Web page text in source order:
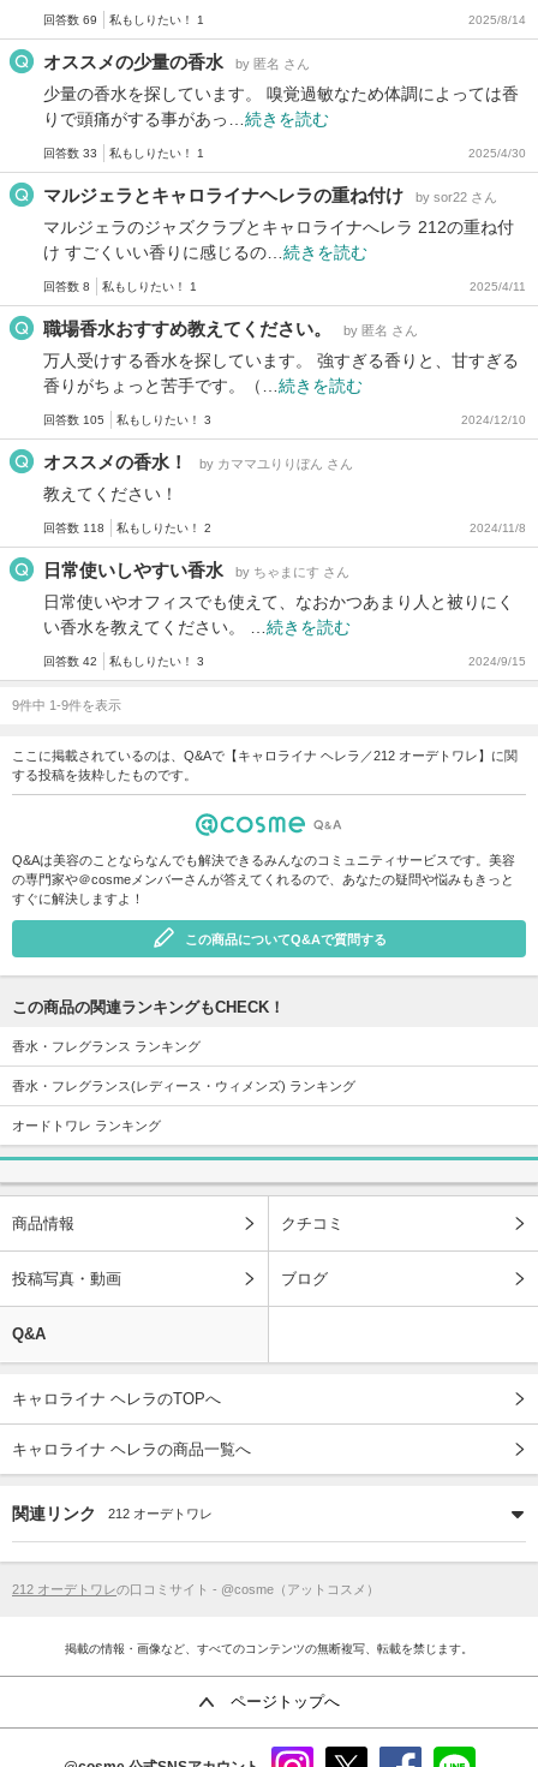
回答数 69 私もしりたい！ 1 2025/8/14
オススメの少量の香水 by 匿名 さん
少量の香水を探しています。 嗅覚過敏なため体調によっては香
りで頭痛がする事があっ… 続きを読む
回答数 33 私もしりたい！ 1 2025/4/30
マルジェラとキャロライナヘレラの重ね付け by sor22 さん
マルジェラのジャズクラブとキャロライナへレラ 212の重ね付
け すごくいい香りに感じるの… 続きを読む
回答数 8 私もしりたい！ 1 2025/4/11
職場香水おすすめ教えてください。 by 匿名 さん
万人受けする香水を探しています。 強すぎる香りと、甘すぎる
香りがちょっと苦手です。（… 続きを読む
回答数 105 私もしりたい！ 3 2024/12/10
オススメの香水！ by カママユりりぼん さん
教えてください！
回答数 118 私もしりたい！ 2 2024/11/8
日常使いしやすい香水 by ちゃまにす さん
日常使いやオフィスでも使えて、なおかつあまり人と被りにく
い香水を教えてください。 … 続きを読む
回答数 42 私もしりたい！ 3 2024/9/15
9件中 1-9件を表示
ここに掲載されているのは、Q&Aで【キャロライナ ヘレラ／212 オーデトワレ】に関
する投稿を抜粋したものです。
Q&Aは美容のことならなんでも解決できるみんなのコミュニティサービスです。美容
の専門家や＠cosmeメンバーさんが答えてくれるので、あなたの疑問や悩みもきっと
すぐに解決しますよ！
この商品についてQ&Aで質問する
この商品の関連ランキングもCHECK！
香水・フレグランス ランキング
香水・フレグランス(レディース・ウィメンズ) ランキング
オードトワレ ランキング
商品情報 クチコミ
投稿写真・動画 ブログ
Q&A
キャロライナ ヘレラのTOPへ
キャロライナ ヘレラの商品一覧へ
関連リンク 212 オーデトワレ
212 オーデトワレの口コミサイト - @cosme（アットコスメ）
掲載の情報・画像など、すべてのコンテンツの無断複写、転載を禁じます。
ページトップへ